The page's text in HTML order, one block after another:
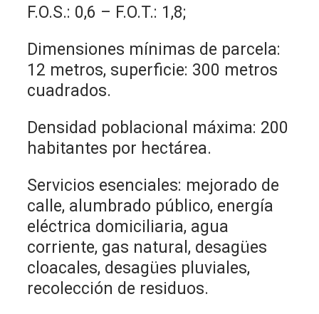
F.O.S.: 0,6 – F.O.T.: 1,8;
Dimensiones mínimas de parcela:
12 metros, superficie: 300 metros
cuadrados.
Densidad poblacional máxima: 200
habitantes por hectárea.
Servicios esenciales: mejorado de
calle, alumbrado público, energía
eléctrica domiciliaria, agua
corriente, gas natural, desagües
cloacales, desagües pluviales,
recolección de residuos.